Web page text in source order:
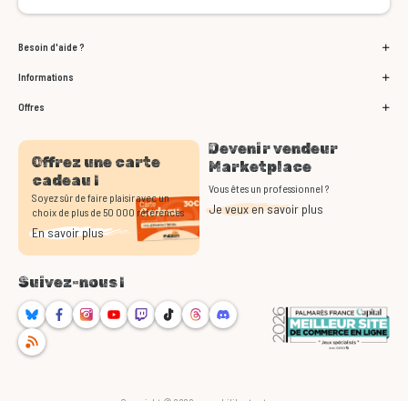
Besoin d'aide ?
Informations
Offres
Offrez une carte
cadeau !
Soyez sûr de faire plaisir avec un
choix de plus de 50 000 références
En savoir plus
Devenir vendeur
Marketplace
Vous êtes un professionnel ?
Je veux en savoir plus
Suivez-nous !
BlueskyFacebookInstagram
YoutubeTwitchTikTokThreadsDiscord
RSS